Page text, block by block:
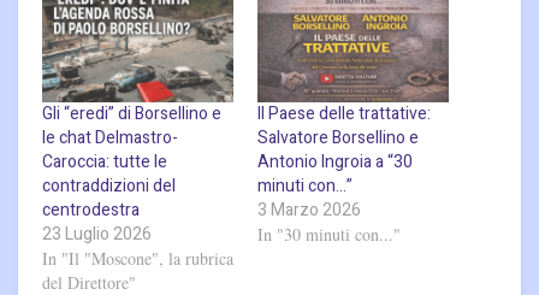
Gli “eredi” di Borsellino e
le chat Delmastro-
Caroccia: tutte le
contraddizioni del
centrodestra
23 Luglio 2026
In "Il "Moscone", la rubrica
del Direttore"
Il Paese delle trattative:
Salvatore Borsellino e
Antonio Ingroia a “30
minuti con…”
3 Marzo 2026
In "30 minuti con..."